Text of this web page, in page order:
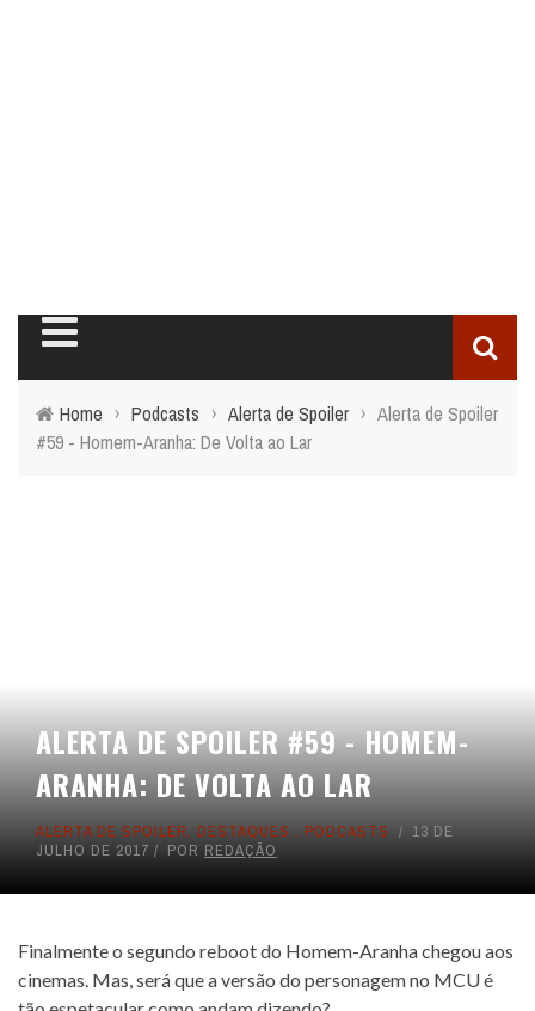
Home › Podcasts › Alerta de Spoiler › Alerta de Spoiler
#59 - Homem-Aranha: De Volta ao Lar
ALERTA DE SPOILER #59 - HOMEM-
ARANHA: DE VOLTA AO LAR
ALERTA DE SPOILER, DESTAQUES , PODCASTS
13 DE
JULHO DE 2017
POR REDAÇÃO
Finalmente o segundo reboot do Homem-Aranha chegou aos
cinemas. Mas, será que a versão do personagem no MCU é